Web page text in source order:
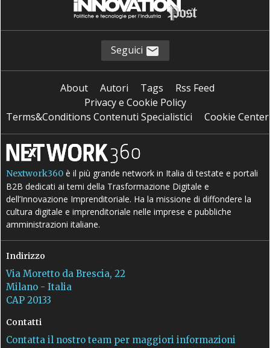
Seguici
About Autori Tags
Rss Feed
Privacy e Cookie Policy
Terms&Conditions Contenuti Specialistici
Cookie Center
Nextwork360 è il più grande network in Italia di testate e portali
B2B dedicati ai temi della Trasformazione Digitale e
dell’Innovazione Imprenditoriale. Ha la missione di diffondere la
cultura digitale e imprenditoriale nelle imprese e pubbliche
amministrazioni italiane.
Indirizzo
Via Moretto da Brescia, 22
Milano - Italia
CAP 20133
Contatti
Contatta il nostro team per maggiori informazioni